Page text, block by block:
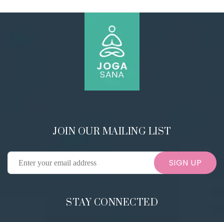
JOIN OUR MAILING LIST
SIGN UP
STAY CONNECTED